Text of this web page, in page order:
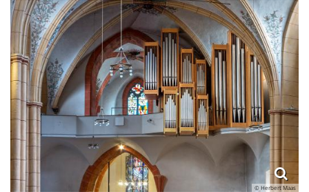
© Herbert Maas